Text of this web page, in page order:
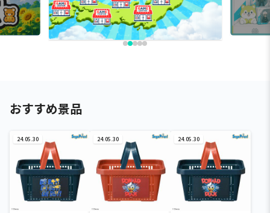
おすすめ景品
24.05.30 24.05.30 24.05.30